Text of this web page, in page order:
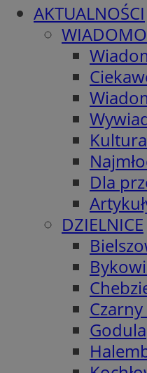
AKTUALNOŚCI
Kultura
Dla
DZIELNICE
Czarny
Godula